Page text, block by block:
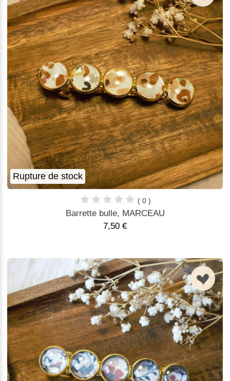
Rupture de stock
( 0 )
Barrette bulle, MARCEAU
7,50 €
n